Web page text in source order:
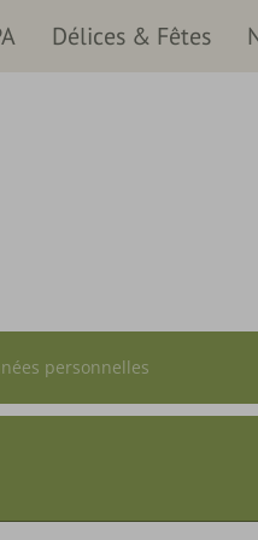
Délices & Fêtes
personnelles